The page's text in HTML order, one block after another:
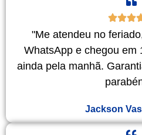
"Me atendeu no
WhatsApp e chegou em
ainda pela manhã.
Jackson